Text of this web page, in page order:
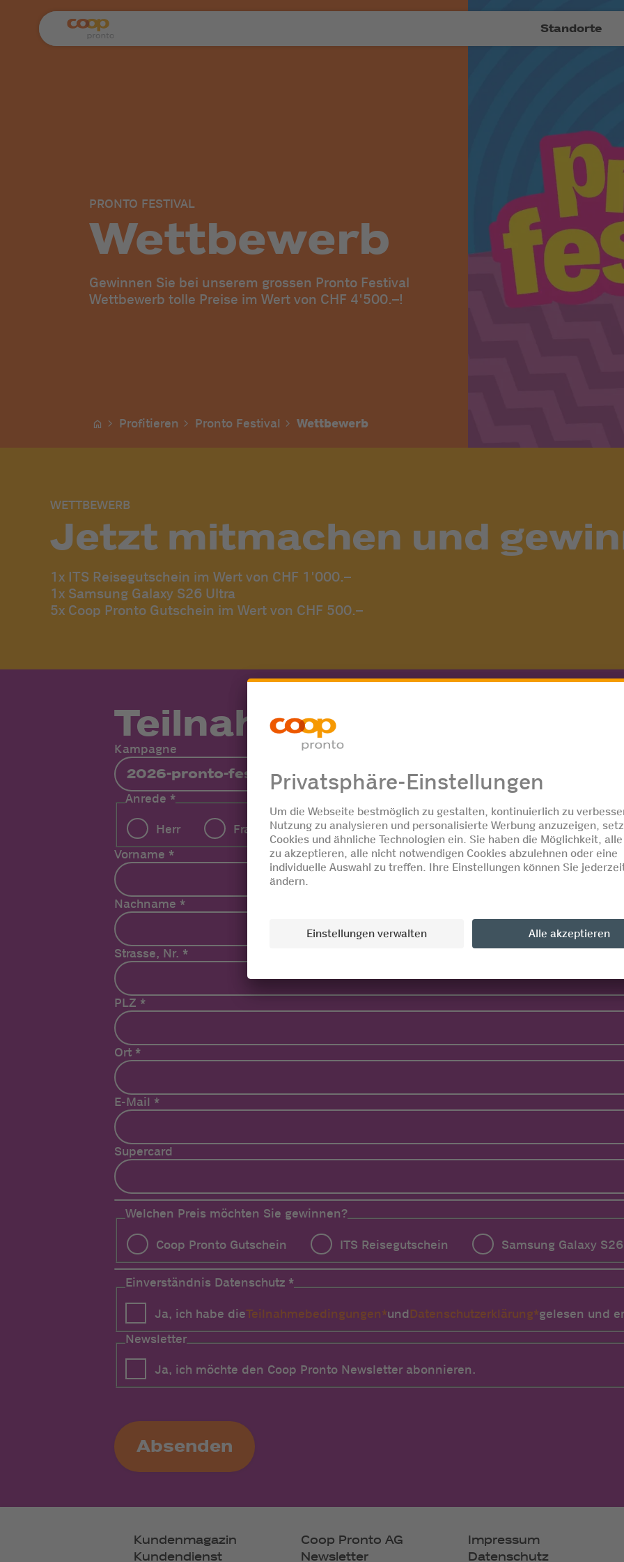
Standorte
PRONTO FESTIVAL
Wettbewerb
Gewinnen Sie bei unserem grossen Pronto Festival
Wettbewerb tolle Preise im Wert von CHF 4'500.–!
Profitieren Pronto Festival Wettbewerb
WETTBEWERB
Jetzt mitmachen und
1x ITS Reisegutschein im Wert von CHF 1'000.–
1x Samsung Galaxy S26 Ultra
5x Coop Pronto Gutschein im Wert von CHF 500.–
Teilnahmeformular
Kampagne
Anrede *
Herr
Frau
Vorname *
Nachname *
Strasse, Nr. *
PLZ *
Ort *
E-Mail *
Supercard
Welchen Preis möchten Sie gewinnen?
Coop Pronto Gutschein ITS Reisegutschein Samsung Galaxy
Einverständnis Datenschutz *
Ja, ich habe dieTeilnahmebedingungen*undDatenschutzerklärung*gelesen und
Newsletter
Ja, ich möchte den Coop Pronto Newsletter abonnieren.
Absenden
Kundenmagazin
Kundendienst
Coop Pronto AG
Newsletter
Impressum
Datenschutz